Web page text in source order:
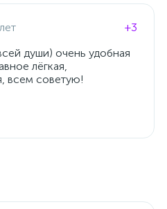
+3
души) очень удобная
лёгкая,
всем советую!